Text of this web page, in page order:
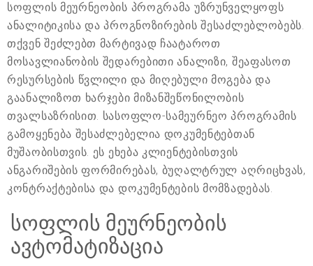
სოფლის მეურნეობის პროგრამა უზრუნველყოფს
ანალიტიკისა და პროგნოზირების შესაძლებლობებს.
თქვენ შეძლებთ მარტივად ჩაატაროთ
მოსავლიანობის შედარებითი ანალიზი, შეაფასოთ
რესურსების წვლილი და მიღებული მოგება და
გაანალიზოთ ხარჯები მიზანშეწონილობის
თვალსაზრისით. სასოფლო-სამეურნეო პროგრამის
გამოყენება შესაძლებელია დოკუმენტებთან
მუშაობისთვის. ეს ეხება კლიენტებისთვის
ანგარიშების ფორმირებას, ბუღალტრულ აღრიცხვას,
კონტრაქტებისა და დოკუმენტების მომზადებას.
სოფლის მეურნეობის
ავტომატიზაცია